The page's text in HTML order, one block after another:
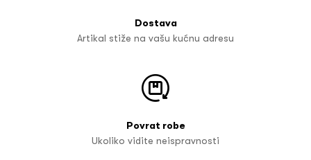
Dostava
Artikal stiže na vašu kućnu adresu
Povrat robe
Ukoliko vidite neispravnosti